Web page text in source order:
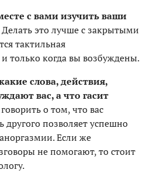
с вами изучить ваши
Делать это лучше с закрытыми
тактильная
и только когда вы возбуждены.
слова, действия,
вас, а что гасит
о том, что вас
другого позволяет успешно
Если же
не помогают, то стоит